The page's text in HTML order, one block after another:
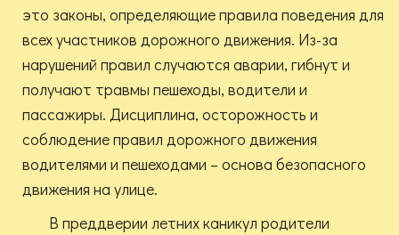
это законы, определяющие правила поведения для
всех участников дорожного движения. Из-за
нарушений правил случаются аварии, гибнут и
получают травмы пешеходы, водители и
пассажиры. Дисциплина, осторожность и
соблюдение правил дорожного движения
водителями и пешеходами – основа безопасного
движения на улице.
В преддверии летних каникул родители